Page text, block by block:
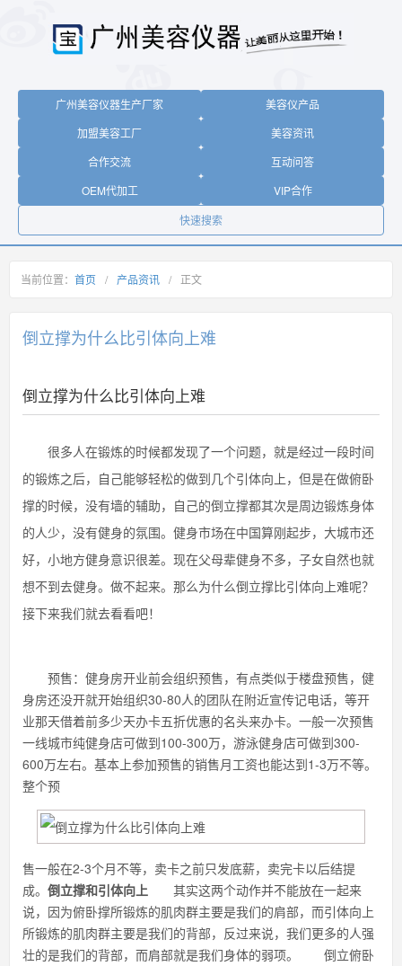
广州美容仪器生产厂家
美容仪产品
加盟美容工厂
美容资讯
合作交流
互动问答
OEM代加工
VIP合作
快速搜索
当前位置： 首页 / 产品资讯 / 正文
倒立撑为什么比引体向上难
倒立撑为什么比引体向上难
很多人在锻炼的时候都发现了一个问题，就是经过一段时间
的锻炼之后，自己能够轻松的做到几个引体向上，但是在做俯卧
撑的时候，没有墙的辅助，自己的倒立撑都其次是周边锻炼身体
的人少，没有健身的氛围。健身市场在中国算刚起步，大城市还
好，小地方健身意识很差。现在父母辈健身不多，子女自然也就
想不到去健身。做不起来。那么为什么倒立撑比引体向上难呢？
接下来我们就去看看吧！
预售：健身房开业前会组织预售，有点类似于楼盘预售，健
身房还没开就开始组织30-80人的团队在附近宣传记电话，等开
业那天借着前多少天办卡五折优惠的名头来办卡。一般一次预售
一线城市纯健身店可做到100-300万，游泳健身店可做到300-
600万左右。基本上参加预售的销售月工资也能达到1-3万不等。
整个预
售一般在2-3个月不等，卖卡之前只发底薪，卖完卡以后结提
成。 倒立撑和引体向上 其实这两个动作并不能放在一起来
说，因为俯卧撑所锻炼的肌肉群主要是我们的肩部，而引体向上
所锻炼的肌肉群主要是我们的背部，反过来说，我们更多的人强
壮的是我们的背部，而肩部就是我们身体的弱项。 倒立俯卧